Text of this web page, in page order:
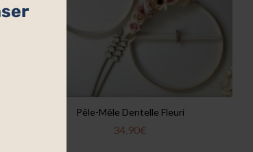
Pêle-Mêle Dentelle Fleuri
34.90€